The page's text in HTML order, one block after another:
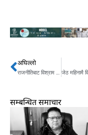
Prev
अघिल्लो
राजनीतिबाट विश्राम लिएपछि यात्रा संस्मरण लेख्छुः पूर्वप्रधानमन्त्री नेपाल
सम्बन्धित समाचार